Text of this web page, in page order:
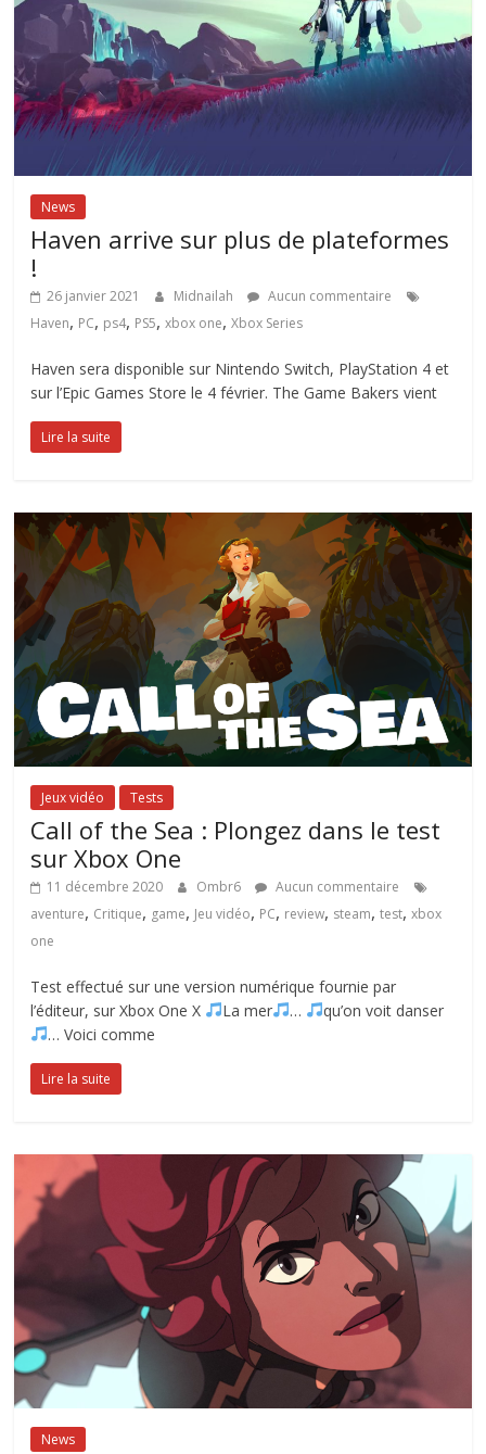
News
Haven arrive sur plus de plateformes
!
26 janvier 2021 Midnailah
Aucun commentaire
Haven, PC, ps4, PS5,xbox one,Xbox Series
Haven sera disponible sur Nintendo Switch, PlayStation 4 et
sur l’Epic Games Store le 4 février. The Game Bakers vient
Lire la suite
Jeux vidéo Tests
Call of the Sea : Plongez dans le test
sur Xbox One
11 décembre 2020 Ombr6
Aucun commentaire
aventure, Critique, game, Jeu vidéo, PC, review, steam,test,xbox
one
Test effectué sur une version numérique fournie par
l’éditeur, sur Xbox One X
La mer …
qu’on voit danser
… Voici comme
Lire la suite
News